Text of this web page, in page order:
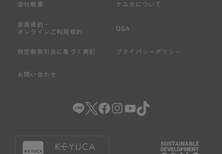
会社概要 ケユカについて
会員規約・
オンラインご利用規約
Q&A
特定商取引法に基づく表記 プライバシーポリシー
お問い合わせ